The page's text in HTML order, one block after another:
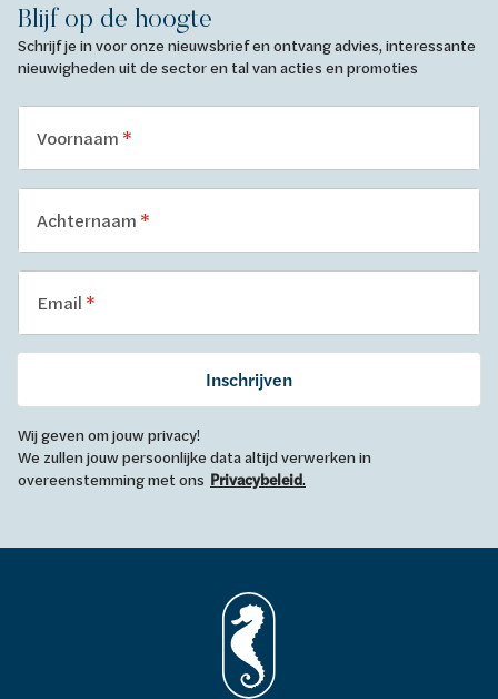
Blijf op de hoogte
Schrijf je in voor onze nieuwsbrief en ontvang advies, interessante
nieuwigheden uit de sector en tal van acties en promoties
Voornaam
Achternaam
Email
Inschrijven
Wij geven om jouw privacy!
We zullen jouw persoonlijke data altijd verwerken in
overeenstemming met ons Privacybeleid.